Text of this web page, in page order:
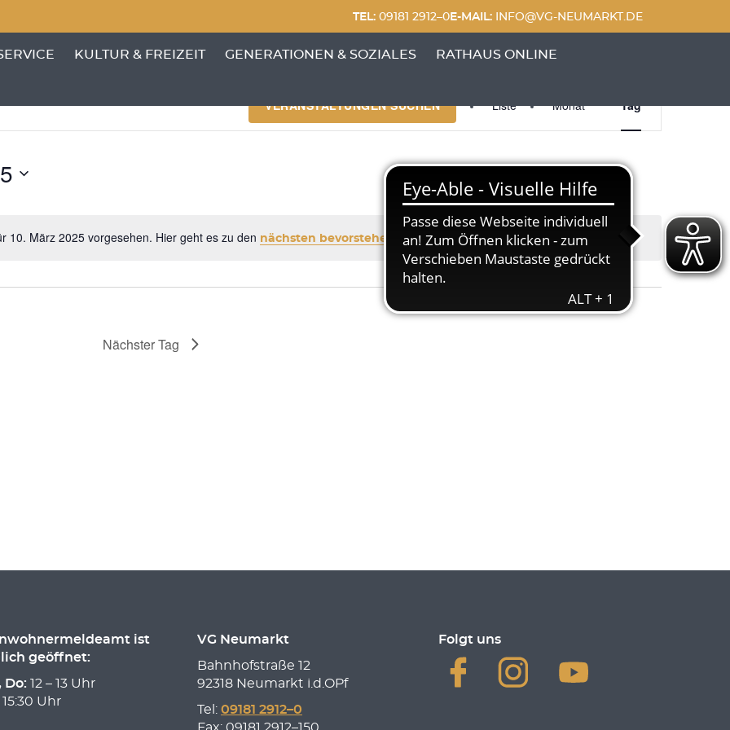
TEL:09181 2912–0E-MAIL:INFO@VG-NEUMARKT.DE
VON 'GEMEINDE'
UNTERPUNKTE VON 'BÜRGERSERVICE'
KULTUR & FREIZEIT GENERATIONEN & SOZIALES RATHAUS ONLINE
Hinweis
10. März 2025 vorgesehen. Hier geht es zu den nächsten bevorstehenden Veranstaltungen.
VERANSTALTUNGEN SUCHEN
Ansichten-
Liste Monat Tag
Nächster Tag
ist
geöffnet:
Do: 12 – 13 Uhr
15:30 Uhr
VG Neumarkt
Bahnhofstraße 12
92318 Neumarkt i.d.OPf
Tel: 09181 2912–0
Folgt uns